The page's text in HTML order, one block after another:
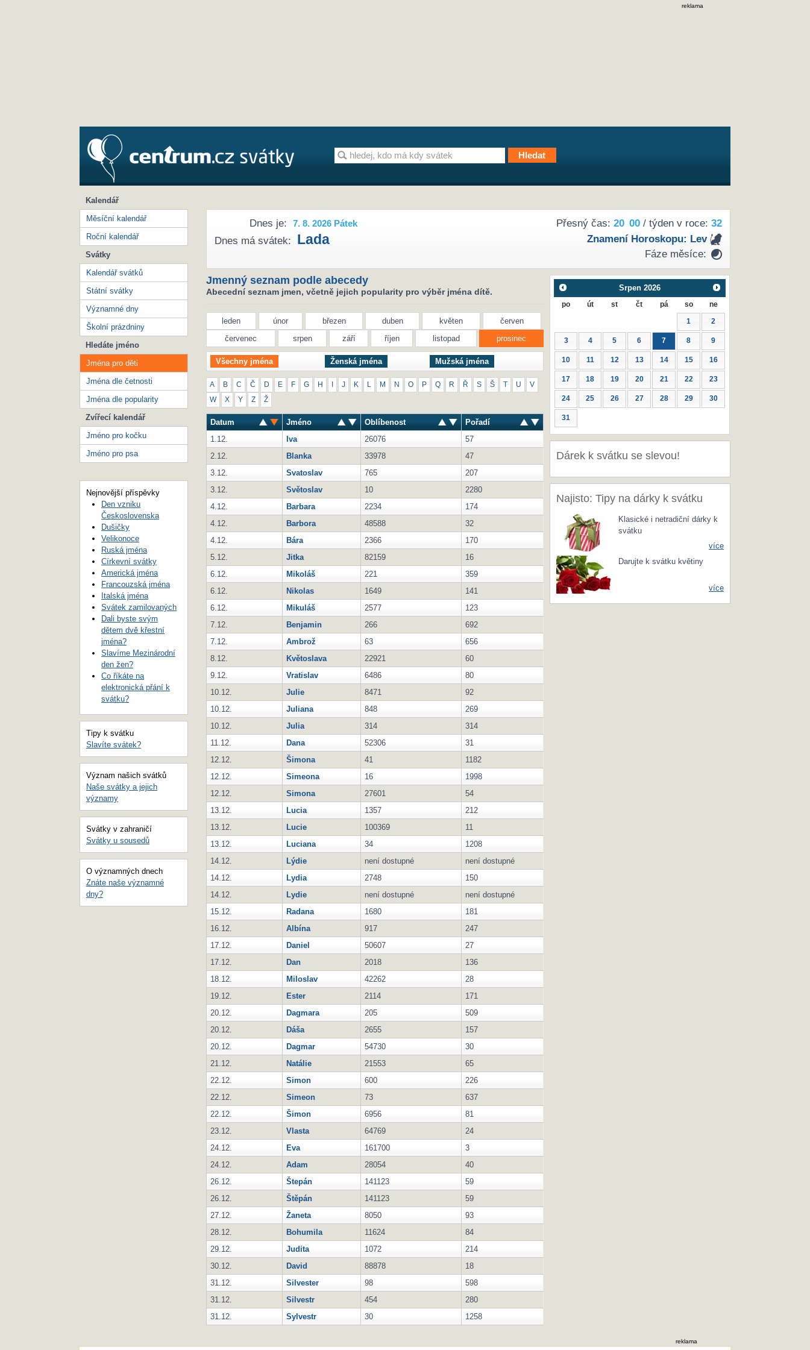
reklama
Přesný čas: 20 00/ týden v roce: 32
Znamení Horoskopu: Lev
Fáze měsíce:
Dnes je: 7. 8. 2026 Pátek
Dnes má svátek: Lada
Jmenný seznam podle abecedy
Abecední seznam jmen, včetně jejich popularity pro výběr jména dítě.
leden únor březen duben květen
červen
červenec
srpen září říjen listopad prosinec
Všechny jména Ženská jména Mužská jména
A B C Č D E F G H J K M N O P Q R Ř S Š U V
W X Y Z Ž
Datum Jméno Oblíbenost
Pořadí
1.12.
Iva 26076
57
2.12.
Blanka 33978
47
3.12.
Svatoslav 765
207
3.12.
Světoslav 10
2280
4.12.
Barbara 2234
174
4.12.
Barbora 48588
32
4.12.
Bára 2366
170
5.12.
Jitka 82159
16
6.12.
Mikoláš 221
359
6.12.
Nikolas 1649
141
6.12.
Mikuláš 2577
123
7.12.
Benjamin 266
692
7.12.
Ambrož 63
656
8.12.
Květoslava 22921
60
9.12.
Vratislav 6486
80
10.12.
Julie 8471
92
10.12.
Juliana 848
269
10.12.
Julia 314
314
11.12.
Dana 52306
31
12.12.
Šimona 41
1182
12.12.
Simeona 16
1998
12.12.
Simona 27601
54
13.12.
Lucia 1357
212
13.12.
Lucie 100369
11
13.12.
Luciana 34
1208
14.12.
Lýdie není dostupné
není dostupné
14.12.
Lydia 2748
150
14.12.
Lydie není dostupné
není dostupné
15.12.
Radana 1680
181
16.12.
Albína 917
247
17.12.
Daniel 50607
27
17.12.
Dan 2018
136
18.12.
Miloslav 42262
28
19.12.
Ester 2114
171
20.12.
Dagmara 205
509
20.12.
Dáša 2655
157
20.12.
Dagmar 54730
30
21.12.
Natálie 21553
65
22.12.
Simon 600
226
22.12.
Simeon 73
637
22.12.
Šimon 6956
81
23.12.
Vlasta 64769
24
24.12.
Eva 161700
3
24.12.
Adam 28054
40
26.12.
Štepán 141123
59
26.12.
Štěpán 141123
59
27.12.
Žaneta 8050
93
28.12.
Bohumila 11624
84
29.12.
Judita 1072
214
30.12.
David 88878
18
31.12.
Silvester 98
598
31.12.
Silvestr 454
280
31.12.
Sylvestr 30 1258
Srpen 2026
po út st čt pá so ne
1 2
3 4 5 6 7 8 9
10 11 12 13 14 15 16
17 18 19 20 21 22 23
24 25 26 27 28 29 30
31
Dárek k svátku se slevou!
Najisto: Tipy na dárky k svátku
Klasické i netradiční dárky k
svátku
více
Darujte k svátku květiny
více
Kalendář
Měsíční kalendář
Roční kalendář
Svátky
Kalendář svátků
Státní svátky
Významné dny
Školní prázdniny
Hledáte jméno
Jména pro děti
Jména dle četnosti
Jména dle popularity
Zvířecí kalendář
Jméno pro kočku
Jméno pro psa
Nejnovější příspěvky
Den vzniku
Československa
Dušičky
Velikonoce
Ruská jména
Církevní svátky
Americká jména
Francouzská jména
Italská jména
Svátek zamilovaných
Dali byste svým
dětem dvě křestní
jména?
Slavíme Mezinárodní
den žen?
Co říkáte na
elektronická přání k
svátku?
Tipy k svátku
Slavíte svátek?
Význam našich svátků
Naše svátky a jejich
významy
Svátky v zahraničí
Svátky u sousedů
O významných dnech
Znáte naše významné
dny?
reklama